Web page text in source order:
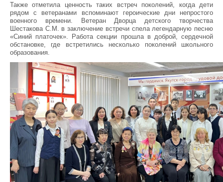
Также отметила ценность таких встреч поколений, когда дети
рядом с ветеранами вспоминают героические дни непростого
военного времени. Ветеран Дворца детского творчества
Шестакова С.М. в заключение встречи спела легендарную песню
«Синий платочек». Работа секции прошла в доброй, сердечной
обстановке, где встретились несколько поколений школьного
образования.